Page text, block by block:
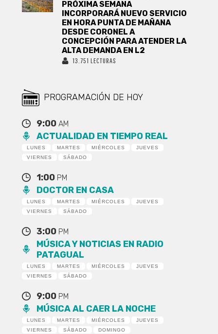
PRÓXIMA SEMANA
INCORPORARÁ NUEVO SERVICIO
EN HORA PUNTA DE MAÑANA
DESDE CORONEL A
CONCEPCIÓN PARA ATENDER LA
ALTA DEMANDA EN L2
13.751 LECTURAS
PROGRAMACIÓN DE HOY
9:00 AM
ACTUALIDAD EN TIEMPO REAL
LUNES MARTES MIÉRCOLES
JUEVES
VIERNES
SÁBADO
1:00 PM
DOCTOR EN CASA
LUNES MARTES MIÉRCOLES
JUEVES
VIERNES
SÁBADO
3:00 PM
MÚSICA Y NOTICIAS EN RADIO
PATAGUAL
LUNES MARTES MIÉRCOLES
JUEVES
VIERNES
SÁBADO
9:00 PM
MÚSICA AL CAER LA NOCHE
LUNES MARTES MIÉRCOLES
JUEVES
VIERNES
SÁBADO DOMINGO